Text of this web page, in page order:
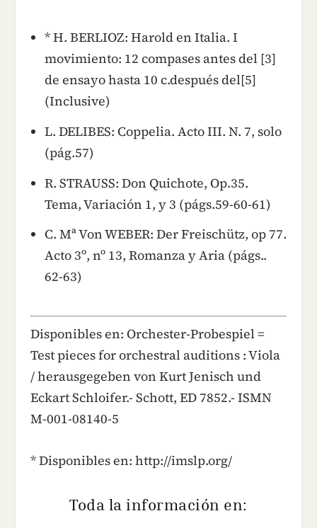
* H. BERLIOZ: Harold en Italia. I
movimiento: 12 compases antes del [3]
de ensayo hasta 10 c.después del[5]
(Inclusive)
L. DELIBES: Coppelia. Acto III. N. 7, solo
(pág.57)
R. STRAUSS: Don Quichote, Op.35.
Tema, Variación 1, y 3 (págs.59-60-61)
C. Mª Von WEBER: Der Freischütz, op 77.
Acto 3º, nº 13, Romanza y Aria (págs..
62-63)
Disponibles en: Orchester-Probespiel =
Test pieces for orchestral auditions : Viola
/ herausgegeben von Kurt Jenisch und
Eckart Schloifer.- Schott, ED 7852.- ISMN
M-001-08140-5
* Disponibles en: http://imslp.org/
Toda la información en: